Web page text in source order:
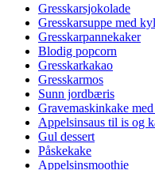
Gresskarsjokolade
Gresskarsuppe med
Gresskarpannekaker
Blodig popcorn
Gresskarkakao
Gresskarmos
Sunn jordbæris
Gravemaskinkake
Appelsinsaus til is og
Gul dessert
Påskekake
Appelsinsmoothie